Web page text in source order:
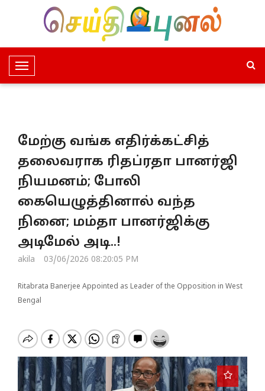
T
o
e
a
v
a
t
n
மேற்கு வங்க எதிர்க்கட்சித்
தலைவராக ரிதப்ரதா பானர்ஜி
நியமனம்; போலி
கையெழுத்தினால் வந்த
நினை; மம்தா பானர்ஜிக்கு
அடிமேல் அடி..!
akila 03/06/2026 08:20:05 PM
Ritabrata Banerjee Appointed as Leader of the Opposition in West
Bengal